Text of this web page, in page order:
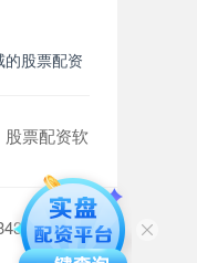
股票配资
股票配资软
月13日